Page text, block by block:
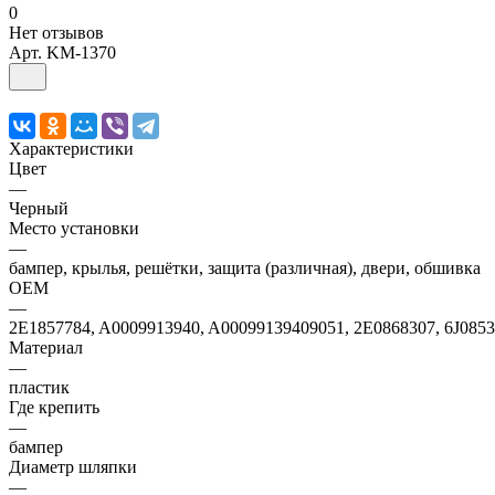
0
Нет отзывов
Арт. KM-1370
Характеристики
Цвет
—
Черный
Место установки
—
бампер, крылья, решётки, защита (различная), двери, обшивка
OEM
—
2E1857784, A0009913940, A00099139409051, 2E0868307,
Материал
—
пластик
Где крепить
—
бампер
Диаметр шляпки
—